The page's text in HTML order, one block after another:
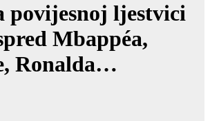
povijesnoj ljestvici
Mbappéa,
Ronalda…